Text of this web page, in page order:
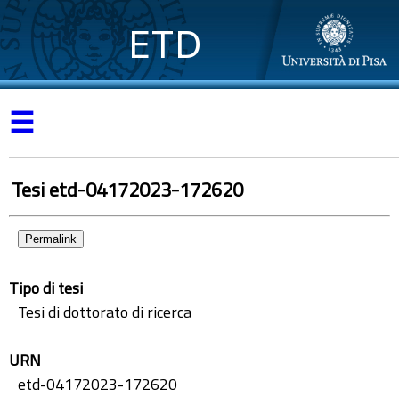
ETD
☰
Tesi etd-04172023-172620
Permalink
Tipo di tesi
Tesi di dottorato di ricerca
URN
etd-04172023-172620